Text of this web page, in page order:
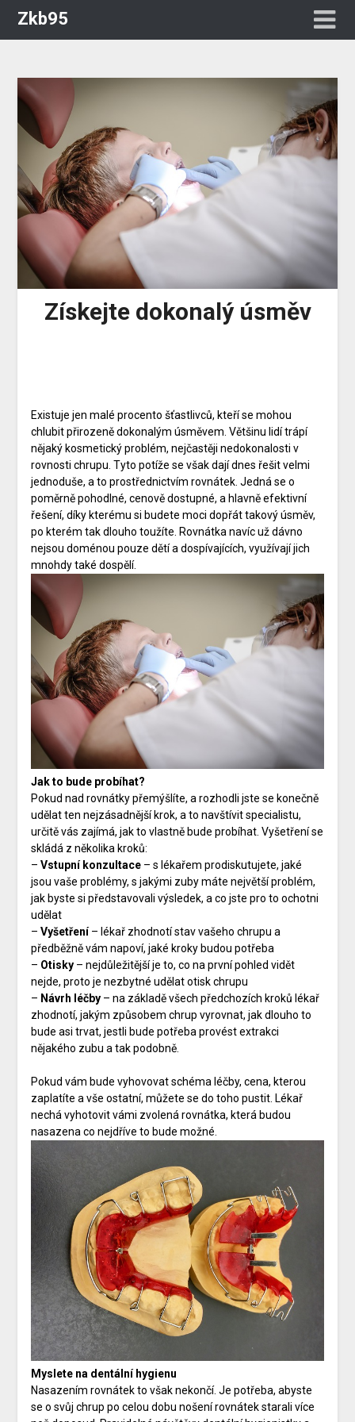
Zkb95
Získejte dokonalý úsměv
Existuje jen malé procento šťastlivců, kteří se mohou
chlubit přirozeně dokonalým úsměvem. Většinu lidí trápí
nějaký kosmetický problém, nejčastěji nedokonalosti v
rovnosti chrupu. Tyto potíže se však dají dnes řešit velmi
jednoduše, a to prostřednictvím rovnátek. Jedná se o
poměrně pohodlné, cenově dostupné, a hlavně efektivní
řešení, díky kterému si budete moci dopřát takový úsměv,
po kterém tak dlouho toužíte. Rovnátkanavíc už dávno
nejsou doménou pouze dětí a dospívajících, využívají jich
mnohdy také dospělí.
Jak to bude probíhat?
Pokud nad rovnátky přemýšlíte, a rozhodli jste se konečně
udělat ten nejzásadnější krok, a to navštívit specialistu,
určitě vás zajímá, jak to vlastně bude probíhat. Vyšetření se
skládá z několika kroků:
– Vstupní konzultace– s lékařem prodiskutujete, jaké
jsou vaše problémy, s jakými zuby máte největší problém,
jak byste si představovali výsledek, a co jste pro to ochotni
udělat
– Vyšetření– lékař zhodnotí stav vašeho chrupu a
předběžně vám napoví, jaké kroky budou potřeba
– Otisky– nejdůležitější je to, co na první pohled vidět
nejde, proto je nezbytné udělat otisk chrupu
– Návrh léčby– na základě všech předchozích kroků lékař
zhodnotí, jakým způsobem chrup vyrovnat, jak dlouho to
bude asi trvat, jestli bude potřeba provést extrakci
nějakého zubu a tak podobně.
Pokud vám bude vyhovovat schéma léčby, cena, kterou
zaplatíte a vše ostatní, můžete se do toho pustit. Lékař
nechá vyhotovit vámi zvolená rovnátka, která budou
nasazena co nejdříve to bude možné.
Myslete na dentální hygienu
Nasazením rovnátek to však nekončí. Je potřeba, abyste
se o svůj chrup po celou dobu nošení rovnátek starali více